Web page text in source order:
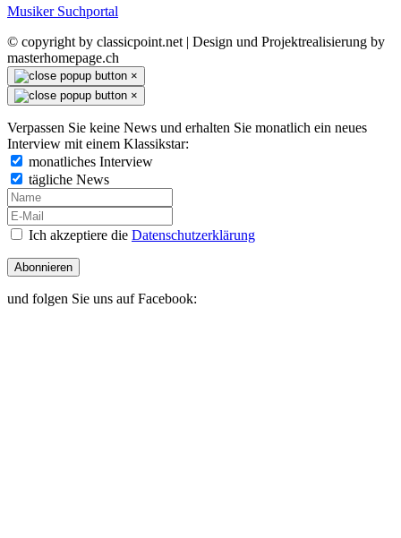
Musiker Suchportal
© copyright by classicpoint.net | Design und Projektrealisierung by
masterhomepage.ch
×
×
Verpassen Sie keine News und erhalten Sie monatlich ein neues
Interview mit einem Klassikstar:
monatliches Interview
tägliche News
Ich akzeptiere die Datenschutzerklärung
Abonnieren
und folgen Sie uns auf Facebook: